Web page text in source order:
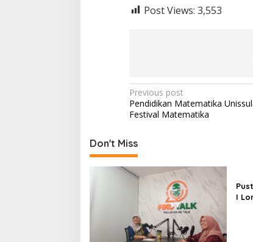
Post Views: 3,553
Post
navigation
Previous post
Pendidikan Matematika
Festival Matematika
Don't Miss
I